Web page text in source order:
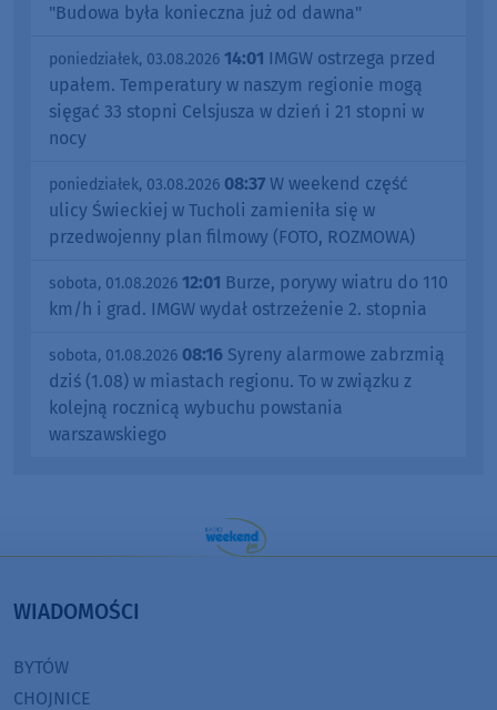
"Budowa była konieczna już od dawna"
poniedziałek, 03.08.2026 14:01 IMGW ostrzega przed
upałem. Temperatury w naszym regionie mogą
sięgać 33 stopni Celsjusza w dzień i 21 stopni w
nocy
poniedziałek, 03.08.2026 08:37 W weekend część
ulicy Świeckiej w Tucholi zamieniła się w
przedwojenny plan filmowy (FOTO, ROZMOWA)
sobota, 01.08.2026 12:01 Burze, porywy wiatru do 110
km/h i grad. IMGW wydał ostrzeżenie 2. stopnia
sobota, 01.08.2026 08:16 Syreny alarmowe zabrzmią
dziś (1.08) w miastach regionu. To w związku z
kolejną rocznicą wybuchu powstania
warszawskiego
WIADOMOŚCI
BYTÓW
CHOJNICE